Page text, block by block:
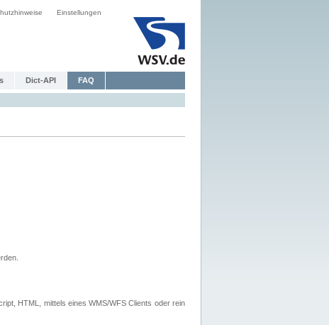
Einstellungen
Dict-API FAQ
HTML, mittels eines WMS/WFS Clients oder rein